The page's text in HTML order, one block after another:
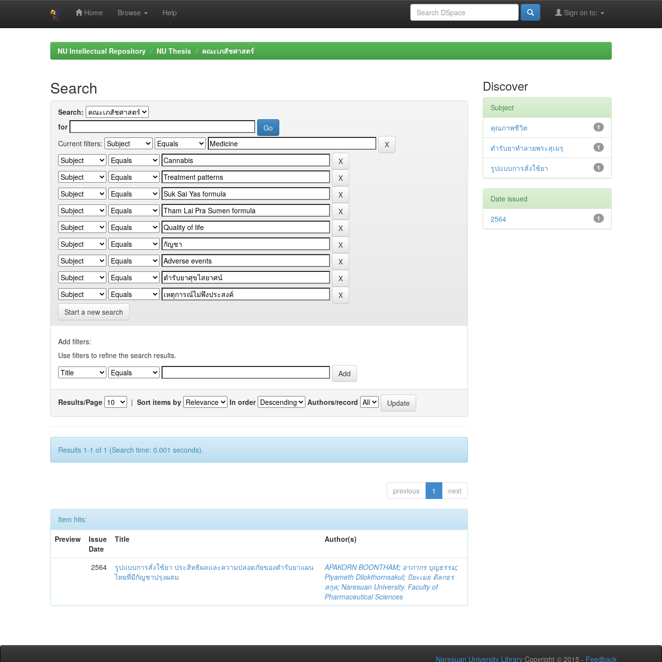
Home Browse Help Sign on to:
NU Intellectual Repository NU Thesis คณะเภสัชศาสตร์
Search
Search:
for
Current filters:
Start a new search
Add filters:
Use filters to refine the search results.
Results/Page | Sort items by In order Authors/record
Results 1-1 of 1 (Search time: 0.001 seconds).
previous 1 next
Item hits:
Preview
Issue
Date
Title Author(s)
2564
รูปแบบการสั่งใช้ยา ประสิทธิผลและความปลอดภัยของตำรับยาแผน
ไทยที่มีกัญชาปรุงผสม
APAKORN BOONTHAM; อาภากร บุญธรรม;
Piyameth Dilokthornsakul; ปิยะเมธ ดิลกธร
สกุล;Naresuan University. Faculty of
Pharmaceutical Sciences
Discover
Subject
1
คุณภาพชีวิต
1
ตำรับยาทำลายพระสุเมรุ
1
รูปแบบการสั่งใช้ยา
Date issued
1
2564
Naresuan University Library Copyright © 2015 - Feedback